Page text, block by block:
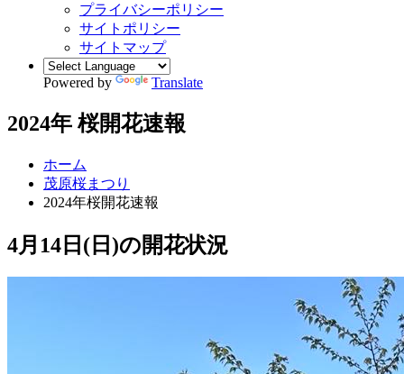
プライバシーポリシー
サイトポリシー
サイトマップ
Powered by Translate
2024年 桜開花速報
ホーム
茂原桜まつり
2024年桜開花速報
4月14日(日)の開花状況